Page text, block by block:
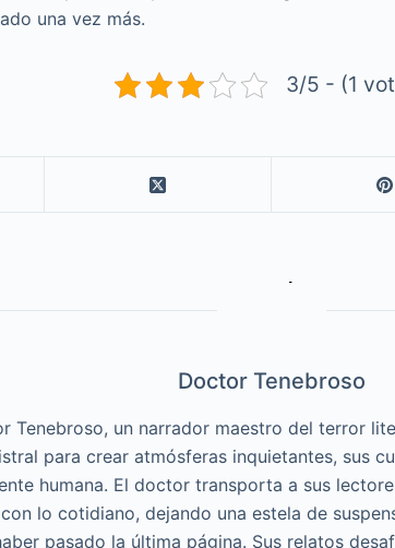
una vez más.
3/5 - (1
Doctor Tenebroso
Tenebroso, un narrador maestro del terror
para crear atmósferas inquietantes, sus
humana. El doctor transporta a sus
lo cotidiano, dejando una estela de
pasado la última página. Sus relatos